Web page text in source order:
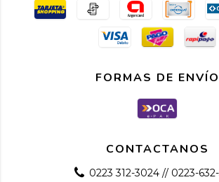
FORMAS DE ENVÍO
CONTACTANOS
0223 312-3024 // 0223-